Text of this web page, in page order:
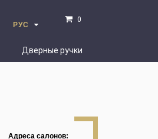
РУС
0
Дверные ручки
Адреса салонов: